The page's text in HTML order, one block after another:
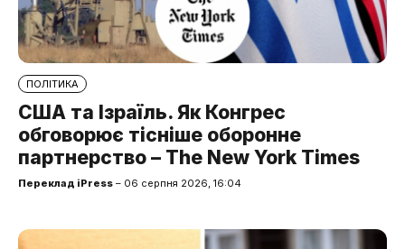
ПОЛІТИКА
США та Ізраїль. Як Конгрес
обговорює тісніше оборонне
партнерство – The New York Times
Переклад iPress – 06 серпня 2026, 16:04